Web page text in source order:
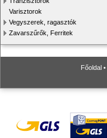
Varisztorok
Vegyszerek, ragasztók
Zavarszűrők, Ferritek
Főoldal •